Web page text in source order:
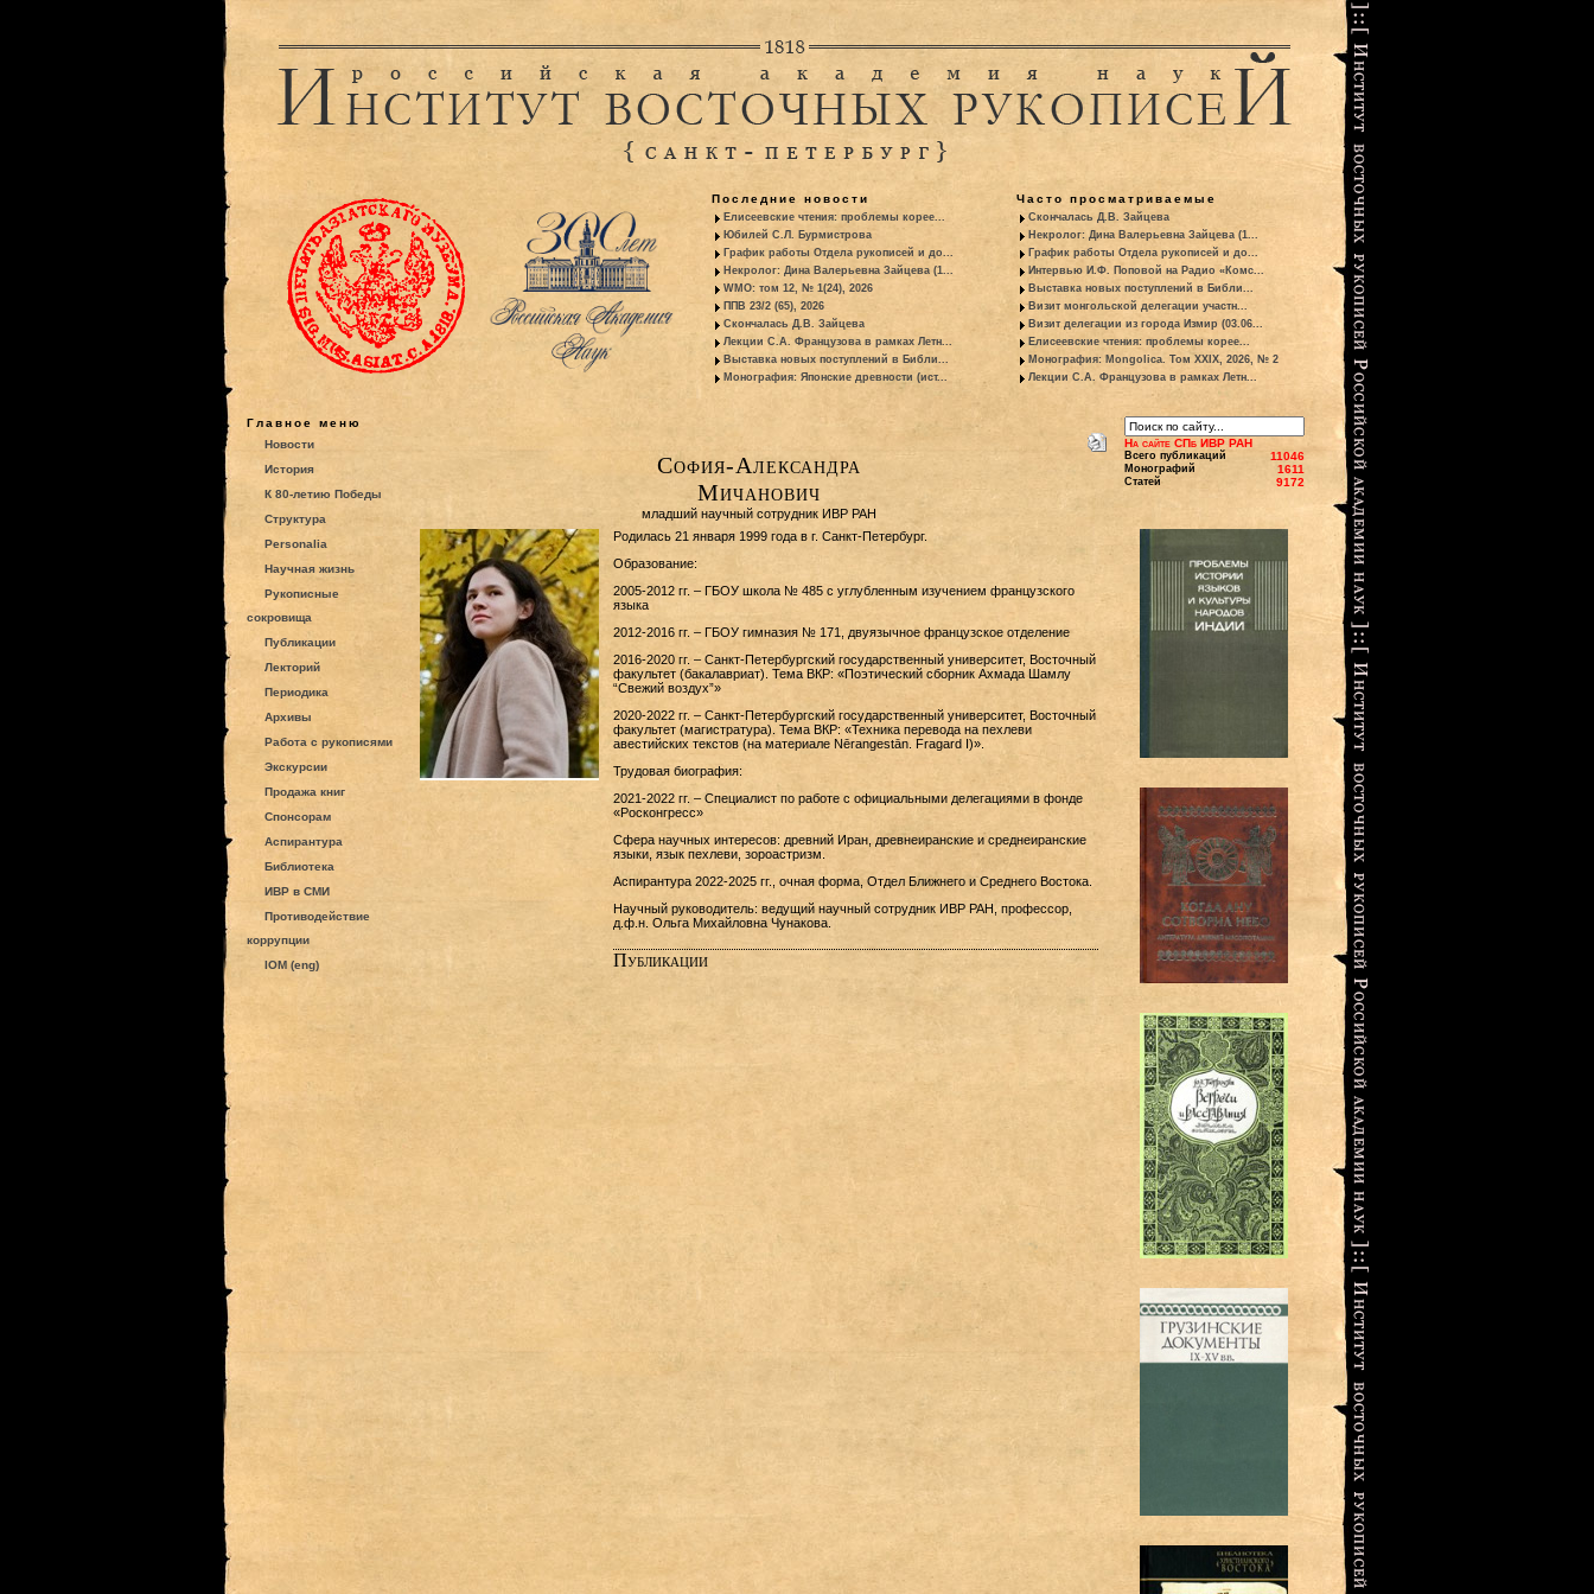
Последние новости
Елисеевские чтения: проблемы корее...
Юбилей С.Л. Бурмистрова
График работы Отдела рукописей и до...
Некролог: Дина Валерьевна Зайцева (1...
WMO: том 12, № 1(24), 2026
ППВ 23/2 (65), 2026
Скончалась Д.В. Зайцева
Лекции С.А. Французова в рамках Летн...
Выставка новых поступлений в Библи...
Монография: Японские древности (ист...
Часто просматриваемые
Скончалась Д.В. Зайцева
Некролог: Дина Валерьевна Зайцева (1...
График работы Отдела рукописей и до...
Интервью И.Ф. Поповой на Радио «Комс...
Выставка новых поступлений в Библи...
Визит монгольской делегации участн...
Визит делегации из города Измир (03.06...
Елисеевские чтения: проблемы корее...
Монография: Mongolica. Том XXIX, 2026, № 2
Лекции С.А. Французова в рамках Летн...
Главное меню
Новости
История
К 80-летию Победы
Структура
Personalia
Научная жизнь
Рукописные
сокровища
Публикации
Лекторий
Периодика
Архивы
Работа с рукописями
Экскурсии
Продажа книг
Спонсорам
Аспирантура
Библиотека
ИВР в СМИ
Противодействие
коррупции
IOM (eng)
София-Александра
Мичанович
младший научный сотрудник ИВР РАН
Родилась 21 января 1999 года в г. Санкт-Петербург.
Образование:
2005-2012 гг. – ГБОУ школа № 485 с углубленным изучением французского
языка
2012-2016 гг. – ГБОУ гимназия № 171, двуязычное французское отделение
2016-2020 гг. – Санкт-Петербургский государственный университет, Восточный
факультет (бакалавриат). Тема ВКР: «Поэтический сборник Ахмада Шамлу
“Свежий воздух”»
2020-2022 гг. – Санкт-Петербургский государственный университет, Восточный
факультет (магистратура). Тема ВКР: «Техника перевода на пехлеви
авестийских текстов (на материале Nērangestān. Fragard I)».
Трудовая биография:
2021-2022 гг. – Специалист по работе с официальными делегациями в фонде
«Росконгресс»
Сфера научных интересов: древний Иран, древнеиранские и среднеиранские
языки, язык пехлеви, зороастризм.
Аспирантура 2022-2025 гг., очная форма, Отдел Ближнего и Среднего Востока.
Научный руководитель: ведущий научный сотрудник ИВР РАН, профессор,
д.ф.н. Ольга Михайловна Чунакова.
Публикации
На сайте СПб ИВР РАН
Всего публикаций 11046
Монографий 1611
Статей 9172